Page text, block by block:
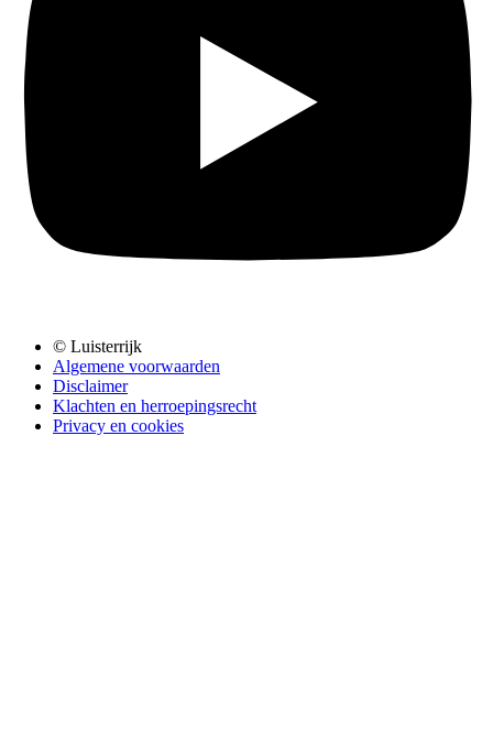
© Luisterrijk
Algemene voorwaarden
Disclaimer
Klachten en herroepingsrecht
Privacy en cookies